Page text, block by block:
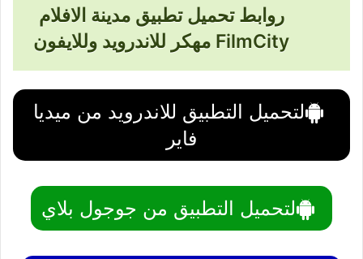
روابط تحميل تطبيق مدينة الافلام
FilmCity مهكر للاندرويد وللايفون
لتحميل التطبيق للاندرويد من ميديا
فاير
لتحميل التطبيق من جوجول بلاي